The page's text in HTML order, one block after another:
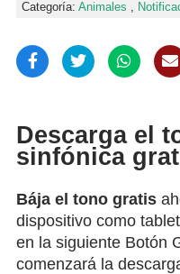
Categoría: Animales ,
Descarga el
sinfónica
Bája el tono gratis
dispositivo como
en la siguiente Botón
comenzará la